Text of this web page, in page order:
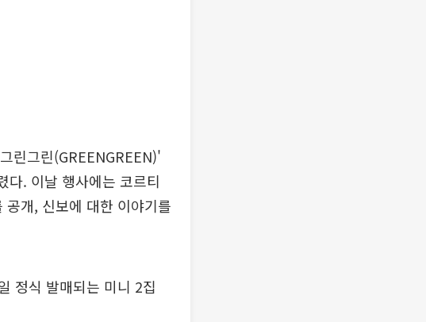
린그린(GREENGREEN)'
다. 이날 행사에는 코르티
개, 신보에 대한 이야기를
정식 발매되는 미니 2집